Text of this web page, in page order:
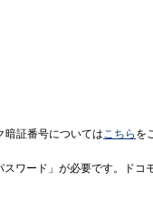
暗証番号についてはこちら を
ワード」が必要です。ドコ